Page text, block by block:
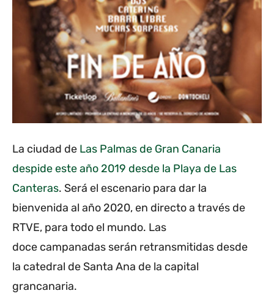
La ciudad de Las Palmas de Gran Canaria
despide este año 2019 desde la Playa de Las
Canteras. Será el escenario para dar la
bienvenida al año 2020, en directo a través de
RTVE, para todo el mundo. Las
doce campanadas serán retransmitidas desde
la catedral de Santa Ana de la capital
grancanaria.